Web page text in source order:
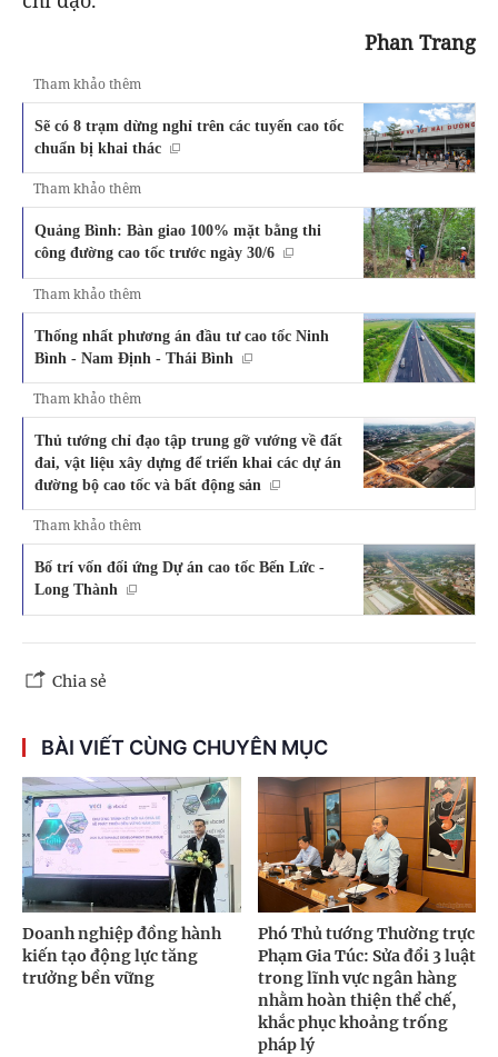
Phan Trang
Tham khảo thêm
Sẽ có 8 trạm dừng nghỉ trên các tuyến cao tốc
chuẩn bị khai thác
Tham khảo thêm
Quảng Bình: Bàn giao 100% mặt bằng thi
công đường cao tốc trước ngày 30/6
Tham khảo thêm
Thống nhất phương án đầu tư cao tốc Ninh
Bình - Nam Định - Thái Bình
Tham khảo thêm
Thủ tướng chỉ đạo tập trung gỡ vướng về đất
đai, vật liệu xây dựng để triển khai các dự án
đường bộ cao tốc và bất động sản
Tham khảo thêm
Bố trí vốn đối ứng Dự án cao tốc Bến Lức -
Long Thành
Chia sẻ
BÀI VIẾT CÙNG CHUYÊN MỤC
Doanh nghiệp đồng hành
kiến tạo động lực tăng
trưởng bền vững
Phó Thủ tướng Thường trực
Phạm Gia Túc: Sửa đổi 3 luật
trong lĩnh vực ngân hàng
nhằm hoàn thiện thể chế,
khắc phục khoảng trống
pháp lý